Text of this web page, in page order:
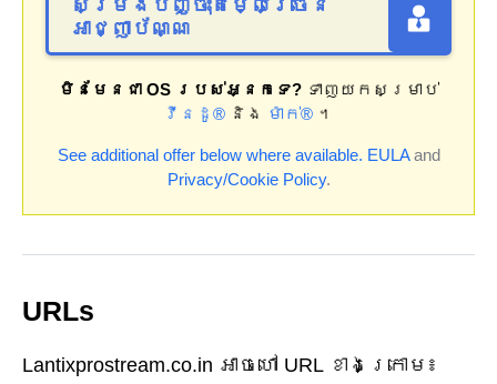
សម្រង់បញ្ចុះតម្លៃច្រើន
អាជ្ញាប័ណ្ណ
មិនមែនជា OS របស់អ្នកទេ?ទាញយកសម្រាប់
វីនដូ® និង ម៉ាក់® ។
See additional offer below where available. EULAand
Privacy/Cookie Policy.
URLs
Lantixprostream.co.in អាចហៅ URL ខាងក្រោម៖